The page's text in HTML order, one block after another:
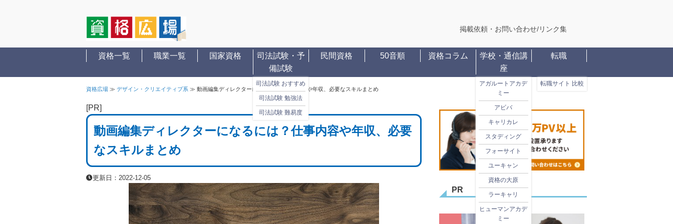
掲載依頼・お問い合わせ/リンク集
資格一覧 職業一覧 国家資格
司法試験・予
備試験
司法試験 おすすめ
司法試験 勉強法
司法試験 難易度
民間資格 50音順 資格コラム
学校・通信講
座
アガルートアカデ
ミー
アビバ
キャリカレ
スタディング
フォーサイト
ユーキャン
資格の大原
ラーキャリ
ヒューマンアカデ
ミー
転職
転職サイト 比較
資格広場 ≫ デザイン・クリエイティブ系 ≫ 動画編集ディレクターになるには？仕事内容や年収、必要なスキルまとめ
[PR]
動画編集ディレクターになるには？仕事内容や年収、必要
なスキルまとめ
更新日：2022-12-05
PR